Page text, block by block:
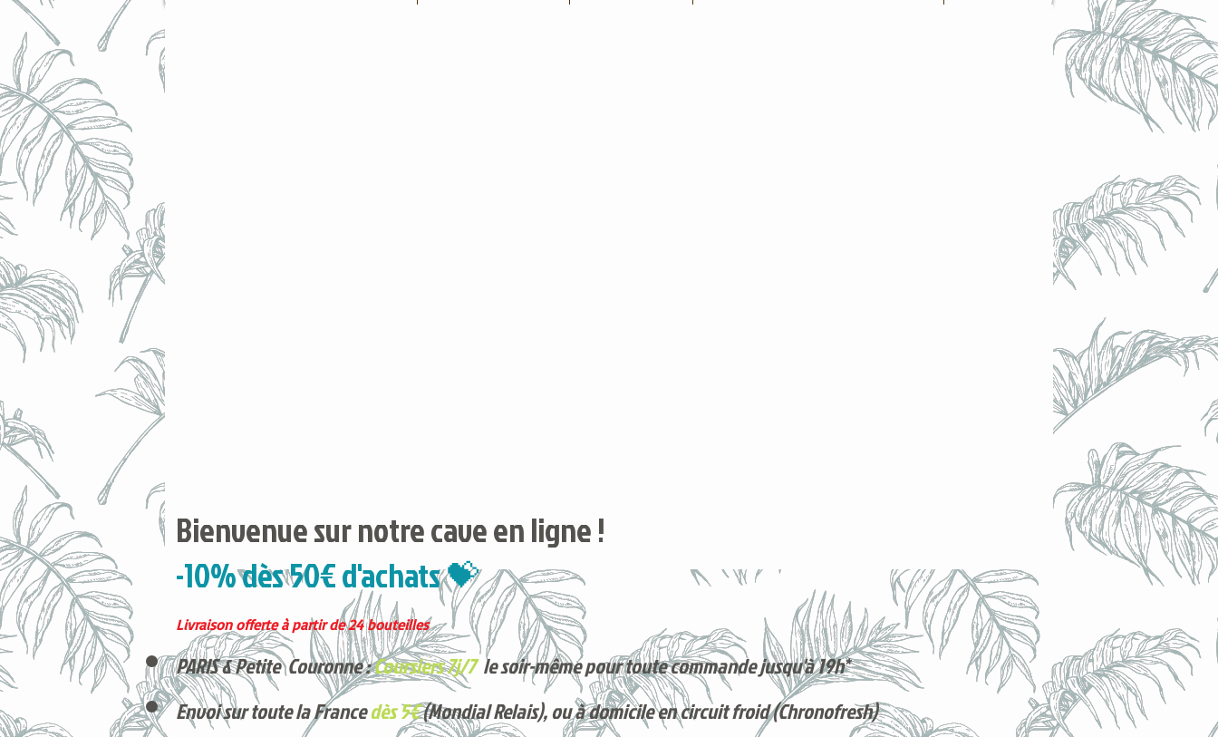
Bienvenue sur notre cave en ligne !
-10% dès 50€ d'achats 💝
Livraison offerte à partir de 24 bouteilles
PARIS & Petite Couronne :Coursiers 7j/7le soir-même pour toute commande jusqu'à 19h*
Envoi sur toute la Francedès 5€(Mondial Relais), ou à domicile en circuit froid (Chronofresh)